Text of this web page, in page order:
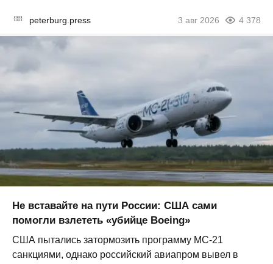
peterburg.press 3 авг 2026 4 378
Не вставайте на пути России: США сами
помогли взлететь «убийце Boeing»
США пытались затормозить программу МС-21
санкциями, однако российский авиапром вывел в